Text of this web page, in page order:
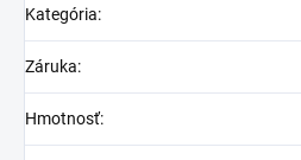
Kategória:
Záruka:
Hmotnosť: